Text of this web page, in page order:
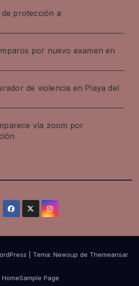
protección a
por nuevo examen en
de violencia en Playa del
vía zoom por
Tema: Newsup de Themeansar
HomeSample Page